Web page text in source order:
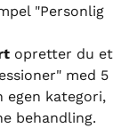
"Personlig
opretter du et
med 5
kategori,
behandling.